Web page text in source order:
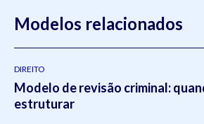
Modelos relacionados
DIREITO
Modelo de revisão criminal:
estruturar